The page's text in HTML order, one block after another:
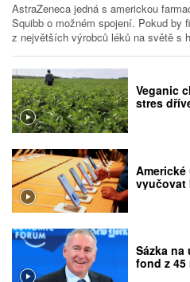
AstraZeneca jedná s americkou
Squibb o možném spojení. Pokud by
z největších výrobců léků na světě s
Veganic
stres
vyučovat
Sázka
fond z